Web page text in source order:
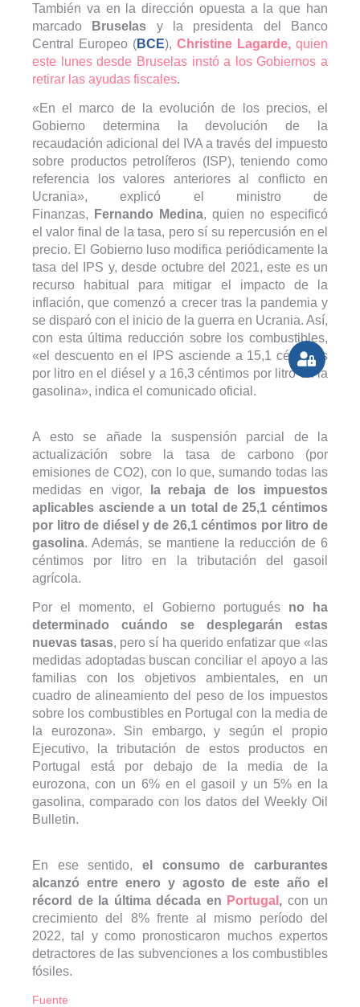
También va en la dirección opuesta a la que han
marcado Bruselas y la presidenta del Banco
Central Europeo ( BCE), Christine Lagarde, quien
este lunes desde Bruselas instó a los Gobiernos a
retirar las ayudas fiscales.
«En el marco de la evolución de los precios, el
Gobierno determina la devolución de la
recaudación adicional del IVA a través del impuesto
sobre productos petrolíferos (ISP), teniendo como
referencia los valores anteriores al conflicto en
Ucrania», explicó el ministro de
Finanzas, Fernando Medina, quien no especificó
el valor final de la tasa, pero sí su repercusión en el
precio. El Gobierno luso modifica periódicamente la
tasa del IPS y, desde octubre del 2021, este es un
recurso habitual para mitigar el impacto de la
inflación, que comenzó a crecer tras la pandemia y
se disparó con el inicio de la guerra en Ucrania. Así,
con esta última reducción sobre los combustibles,
«el descuento en el IPS asciende a 15,1 céntimos
por litro en el diésel y a 16,3 céntimos por litro en la
gasolina», indica el comunicado oficial.
A esto se añade la suspensión parcial de la
actualización sobre la tasa de carbono (por
emisiones de CO2), con lo que, sumando todas las
medidas en vigor,
la rebaja de los impuestos
aplicables asciende a un total de 25,1 céntimos
por litro de diésel y de 26,1 céntimos por litro de
gasolina. Además, se mantiene la reducción de 6
céntimos por litro en la tributación del gasoil
agrícola.
Por el momento, el Gobierno portuguésno ha
determinado cuándo se desplegarán estas
nuevas tasas, pero sí ha querido enfatizar que «las
medidas adoptadas buscan conciliar el apoyo a las
familias con los objetivos ambientales, en un
cuadro de alineamiento del peso de los impuestos
sobre los combustibles en Portugal con la media de
la eurozona». Sin embargo, y según el propio
Ejecutivo, la tributación de estos productos en
Portugal está por debajo de la media de la
eurozona, con un 6% en el gasoil y un 5% en la
gasolina, comparado con los datos del Weekly Oil
Bulletin.
En ese sentido, el consumo de carburantes
alcanzó entre enero y agosto de este año el
récord de la última década en Portugal , con un
crecimiento del 8% frente al mismo período del
2022, tal y como pronosticaron muchos expertos
detractores de las subvenciones a los combustibles
fósiles.
Fuente